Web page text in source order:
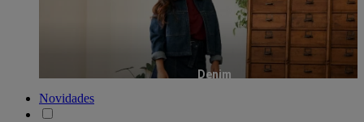
Denim
Novidades